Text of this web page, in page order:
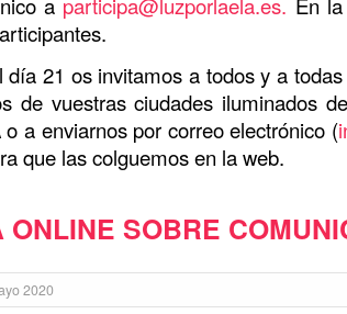
a participa@luzporlaela.es. En
día 21 os invitamos a todos y a
de vuestras ciudades iluminados
a enviarnos por correo electrónico (
que las colguemos en la web.
ONLINE SOBRE
2020